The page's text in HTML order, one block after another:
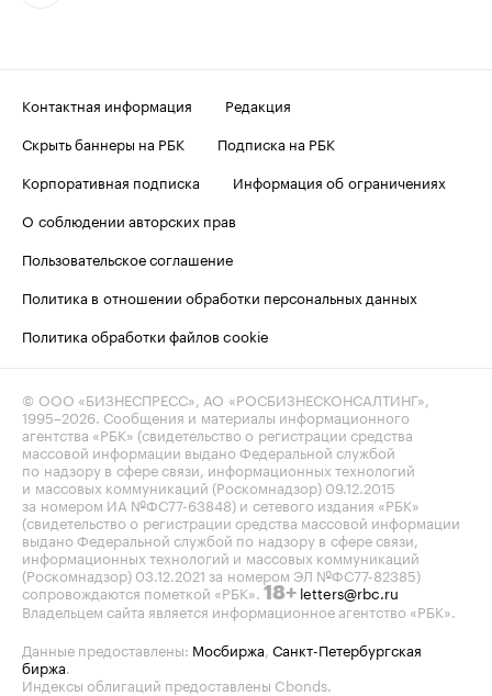
Контактная информация
Редакция
Скрыть баннеры на РБК
Подписка на РБК
Корпоративная подписка
Информация об ограничениях
О соблюдении авторских прав
Пользовательское соглашение
Политика в отношении обработки персональных данных
Политика обработки файлов cookie
© ООО «БИЗНЕСПРЕСС», АО «РОСБИЗНЕСКОНСАЛТИНГ»,
1995–2026 . Сообщения и материалы информационного
агентства «РБК» (свидетельство о регистрации средства
массовой информации выдано Федеральной службой
по надзору в сфере связи, информационных технологий
и массовых коммуникаций (Роскомнадзор) 09.12.2015
за номером ИА №ФС77-63848) и сетевого издания «РБК»
(свидетельство о регистрации средства массовой информации
выдано Федеральной службой по надзору в сфере связи,
информационных технологий и массовых коммуникаций
(Роскомнадзор) 03.12.2021 за номером ЭЛ №ФС77-82385)
сопровождаются пометкой «РБК». 18+ letters@rbc.ru
Владельцем сайта является информационное агентство «РБК».
Данные предоставлены: Мосбиржа Санкт-Петербургская
биржа
Индексы облигаций предоставлены Cbonds.